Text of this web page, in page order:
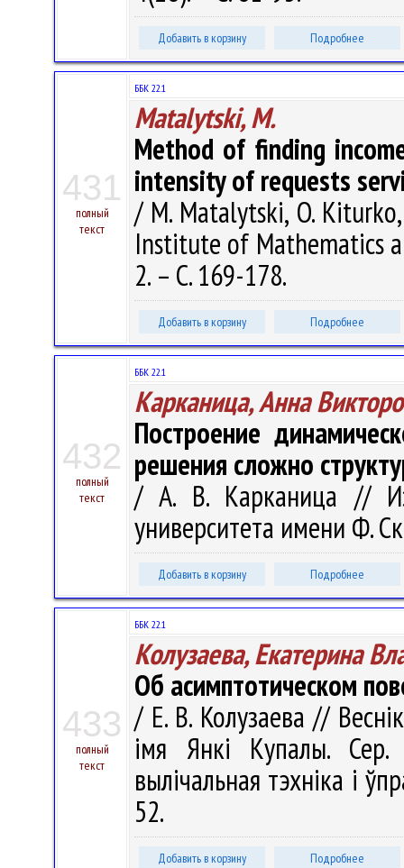
Добавить в корзину Подробнее
431
полный
текст
ББК 22.1
Matalytski, M.
Method of finding
intensity of requests
/ M. Matalytski, O.
Institute of Mathematics
2. – С. 169-178.
Добавить в корзину Подробнее
432
полный
текст
ББК 22.1
Карканица, Анна
Построение
решения сложно
/ А. В. Карканица //
университета имени Ф.
Добавить в корзину Подробнее
433
полный
текст
ББК 22.1
Колузаева, Екатерина
Об асимптотическом
/ Е. В. Колузаева //
імя Янкі Купалы. Сер.
вылічальная тэхніка і
52.
Добавить в корзину Подробнее